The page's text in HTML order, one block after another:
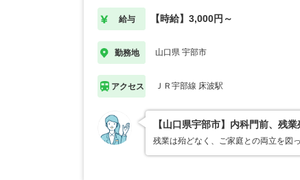
給与 【時給】3,000円～
勤務地 山口県 宇部市
アクセス ＪＲ宇部線 床波駅
【山口県宇部市】内科門前、残
残業は殆どなく、ご家庭との両立を図